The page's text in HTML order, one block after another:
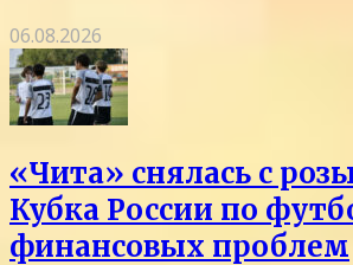
06.08.2026
«Чита» снялась с
Кубка России по
финансовых проблем